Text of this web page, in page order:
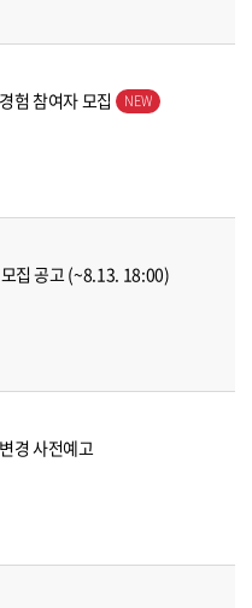
험 참여자 모집
집 공고 (~8.13. 18:00)
경 사전예고